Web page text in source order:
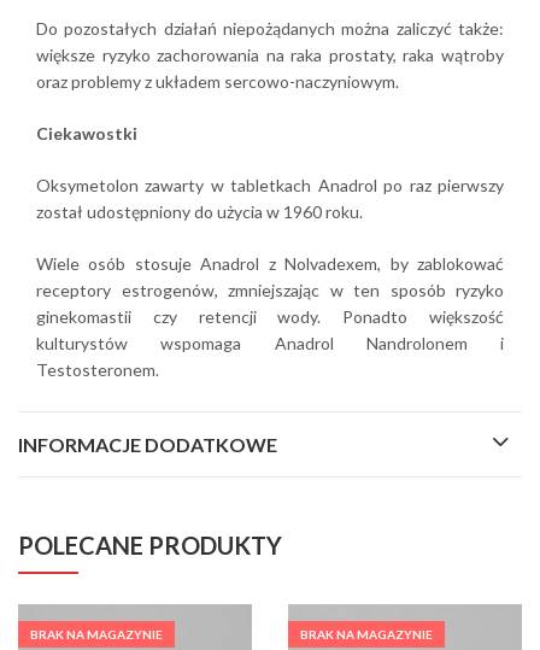
Do pozostałych działań niepożądanych można zaliczyć także:
większe ryzyko zachorowania na raka prostaty, raka wątroby
oraz problemy z układem sercowo-naczyniowym.
Ciekawostki
Oksymetolon zawarty w tabletkach Anadrol po raz pierwszy
został udostępniony do użycia w 1960 roku.
Wiele osób stosuje Anadrol z Nolvadexem, by zablokować
receptory estrogenów, zmniejszając w ten sposób ryzyko
ginekomastii czy retencji wody. Ponadto większość
kulturystów wspomaga Anadrol Nandrolonem i
Testosteronem.
INFORMACJE DODATKOWE
POLECANE PRODUKTY
BRAK NA MAGAZYNIE BRAK NA MAGAZYNIE